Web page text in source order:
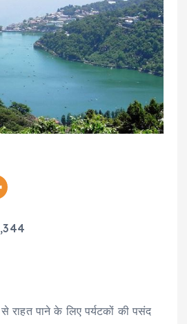
से राहत पाने के लिए पर्यटकों की पसंद